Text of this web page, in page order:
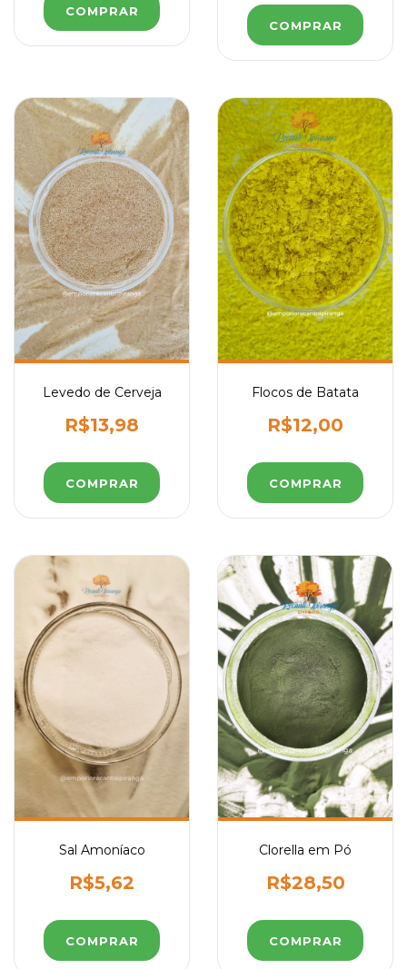
COMPRAR
COMPRAR
Levedo de Cerveja
R$13,98
COMPRAR
Flocos de Batata
R$12,00
COMPRAR
Sal Amoníaco
R$5,62
COMPRAR
Clorella em Pó
R$28,50
COMPRAR